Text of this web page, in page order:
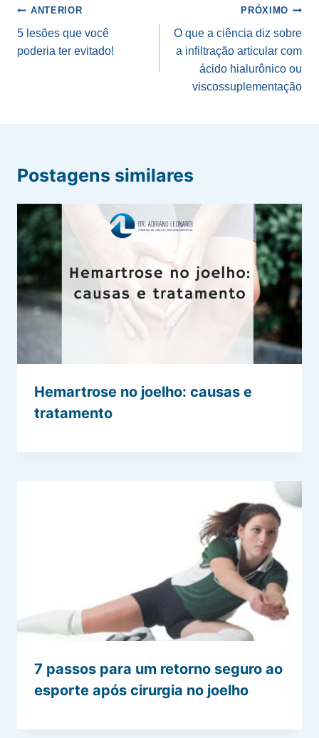
Navegação
de
Post
ANTERIOR
5 lesões que você
poderia ter evitado!
PRÓXIMO
O que a ciência diz sobre
a infiltração articular com
ácido hialurônico ou
viscossuplementação
Postagens similares
Hemartrose no joelho: causas e
tratamento
7 passos para um retorno seguro ao
esporte após cirurgia no joelho